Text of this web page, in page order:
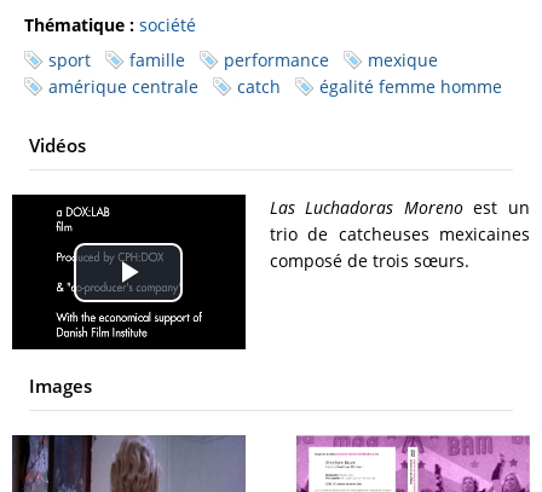
Thématique : société
sport
famille performance
mexique
amérique centrale
catch égalité femme homme
Vidéos
Play
Video
Las Luchadoras Morenoest un
trio de catcheuses mexicaines
composé de trois sœurs.
Images